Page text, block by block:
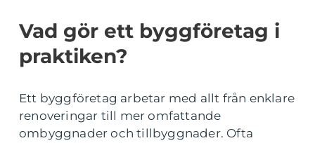
Vad gör ett byggföretag i
praktiken?
Ett byggföretag arbetar med allt från enklare
renoveringar till mer omfattande
ombyggnader och tillbyggnader. Ofta